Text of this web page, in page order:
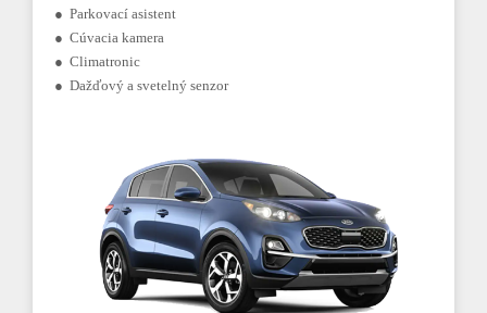
● Parkovací asistent
● Cúvacia kamera
● Climatronic
● Dažďový a svetelný senzor